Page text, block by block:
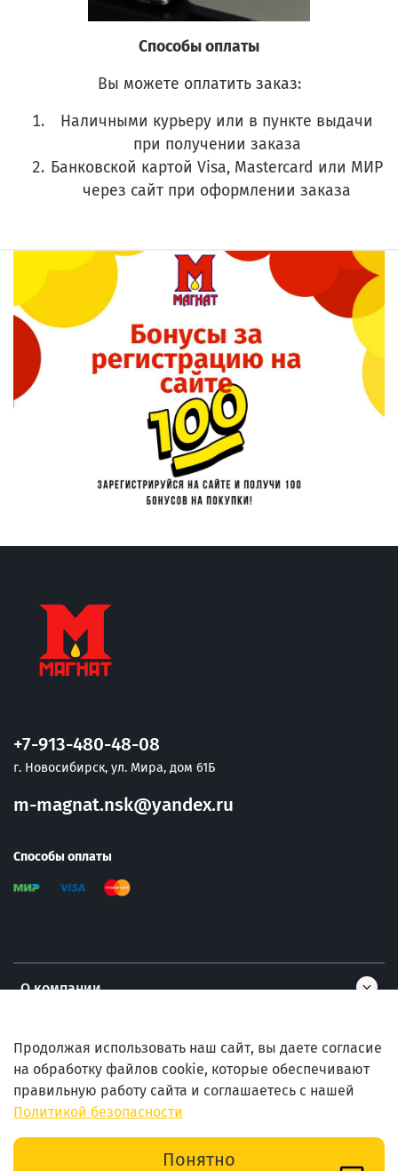
В корзину
Способы оплаты
Вы можете оплатить заказ:
Наличными курьеру или в пункте выдачи
при получении заказа
Банковской картой Visa, Mastercard или МИР
через сайт при оформлении заказа
О компании
Информация
Помощь
+7-913-480-48-08
г. Новосибирск, ул. Мира, дом 61Б
m-magnat.nsk@yandex.ru
Способы оплаты
Продолжая использовать наш сайт, вы даете согласие
на обработку файлов cookie, которые обеспечивают
правильную работу сайта и соглашаетесь с нашей
Политикой безопасности
Понятно